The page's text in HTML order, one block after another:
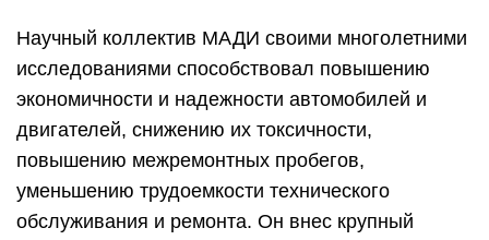
Научный коллектив МАДИ своими многолетними
исследованиями способствовал повышению
экономичности и надежности автомобилей и
двигателей, снижению их токсичности,
повышению межремонтных пробегов,
уменьшению трудоемкости технического
обслуживания и ремонта. Он внес крупный